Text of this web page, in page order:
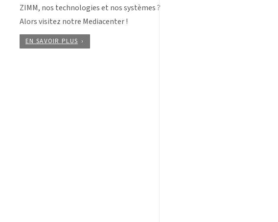
ZIMM, nos technologies et nos systèmes ?
Alors visitez notre Mediacenter !
EN SAVOIR PLUS